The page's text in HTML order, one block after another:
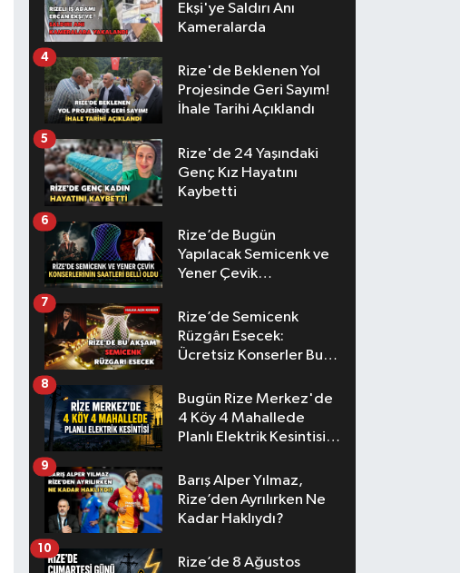
Ekşi'ye Saldırı Anı
Kameralarda
Rize'de Beklenen Yol
Projesinde Geri Sayım!
İhale Tarihi Açıklandı
4
Rize'de 24 Yaşındaki
Genç Kız Hayatını
Kaybetti
5
Rize’de Bugün
Yapılacak Semicenk ve
Yener Çevik
Belli Oldu
6
Rize’de Semicenk
Rüzgârı Esecek:
Ücretsiz Konserler Bu
7
Bugün Rize Merkez'de
4 Köy 4 Mahallede
Planlı Elektrik Kesintisi
8
Barış Alper Yılmaz,
Rize’den Ayrılırken Ne
Kadar Haklıydı?
9
Rize’de 8 Ağustos
10